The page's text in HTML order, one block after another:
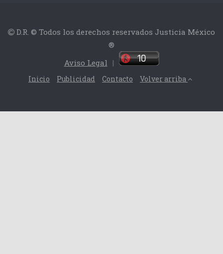
D.R. © Todos los derechos reservados Justicia México
®
Aviso Legal |
Inicio Publicidad Contacto Volver arriba